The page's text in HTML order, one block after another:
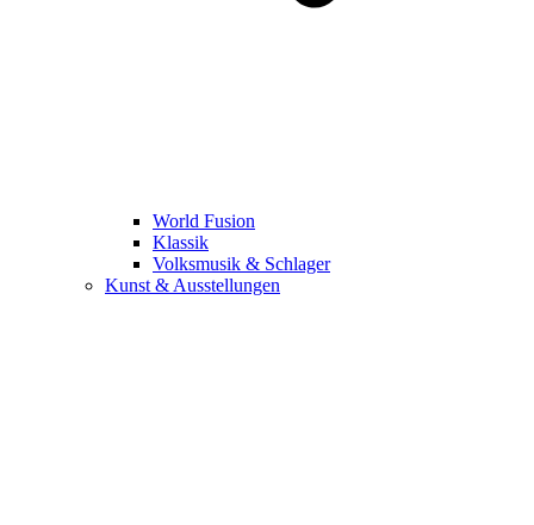
World Fusion
Klassik
Volksmusik & Schlager
Kunst & Ausstellungen